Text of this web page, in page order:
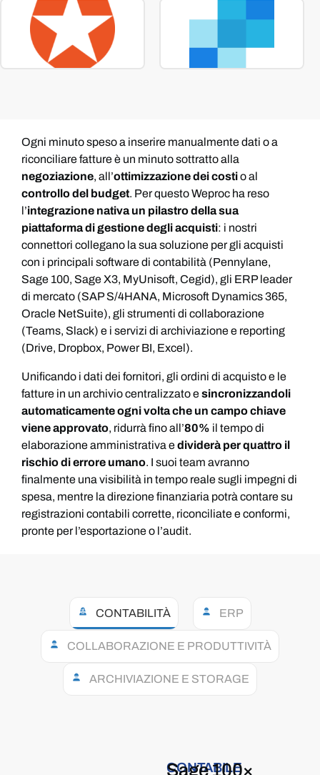
Ogni minuto speso a inserire manualmente dati o a
riconciliare fatture è un minuto sottratto alla
negoziazione, all’ottimizzazione dei costio al
controllo del budget. Per questo Weproc ha reso
l’integrazione nativa un pilastro della sua
piattaforma di gestione degli acquisti: i nostri
connettori collegano la sua soluzione per gli acquisti
con i principali software di contabilità (Pennylane,
Sage 100, Sage X3, MyUnisoft, Cegid), gli ERP leader
di mercato (SAP S/4HANA, Microsoft Dynamics 365,
Oracle NetSuite), gli strumenti di collaborazione
(Teams, Slack) e i servizi di archiviazione e reporting
(Drive, Dropbox, Power BI, Excel).
Unificando i dati dei fornitori, gli ordini di acquisto e le
fatture in un archivio centralizzato esincronizzandoli
automaticamente ogni volta che un campo chiave
viene approvato, ridurrà fino all’80% il tempo di
elaborazione amministrativa edividerà per quattro il
rischio di errore umano. I suoi team avranno
finalmente una visibilità in tempo reale sugli impegni di
spesa, mentre la direzione finanziaria potrà contare su
registrazioni contabili corrette, riconciliate e conformi,
pronte per l’esportazione o l’audit.
CONTABILITÀ ERP
COLLABORAZIONE E PRODUTTIVITÀ
ARCHIVIAZIONE E STORAGE
CONTABILE
Sage 100×